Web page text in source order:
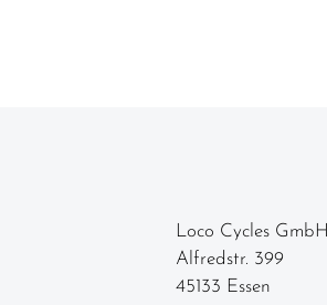
Loco Cycles GmbH
Alfredstr. 399
45133 Essen